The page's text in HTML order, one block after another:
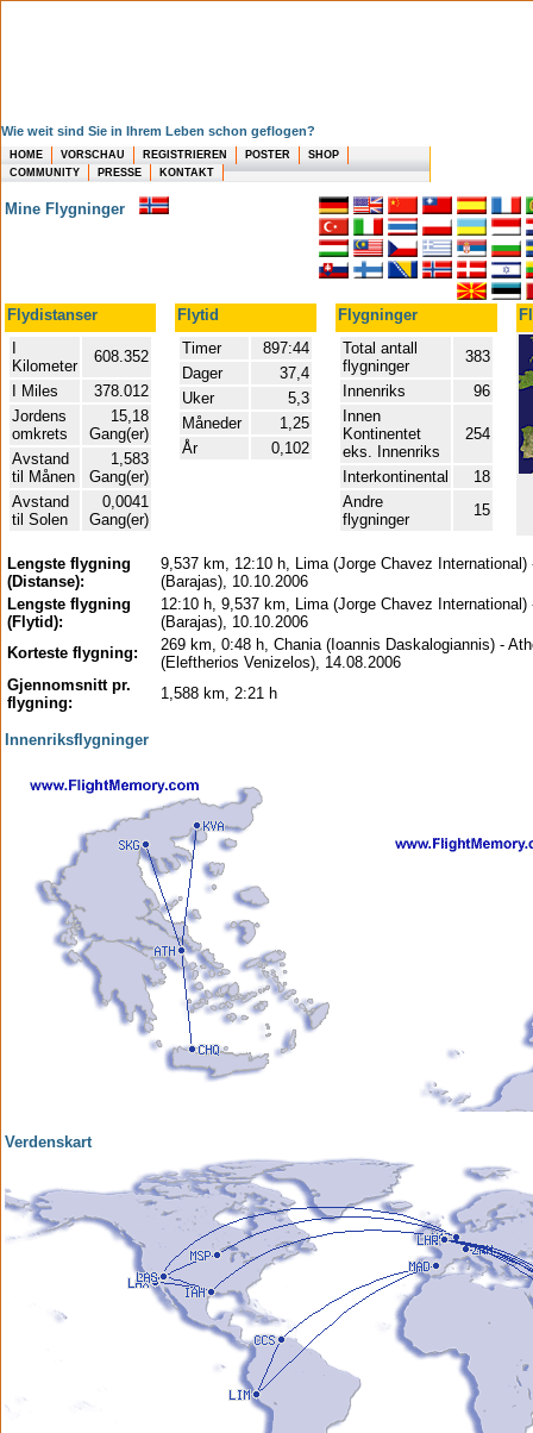
Wie weit sind Sie in Ihrem Leben schon geflogen?
HOME VORSCHAU REGISTRIEREN POSTER
SHOP
COMMUNITY
PRESSE KONTAKT
Mine Flygninger
Flydistanser Flytid Flygninger
Kilometer
608.352
I Miles
378.012
Jordens
omkrets
15,18
Gang(er)
Avstand
til Månen
1,583
Gang(er)
Avstand
til Solen
0,0041
Gang(er)
Timer
897:44
Dager
37,4
Uker
5,3
Måneder
1,25
År
0,102
Total antall
flygninger
383
Innenriks
96
Innen
Kontinentet
eks. Innenriks
254
Interkontinental
18
Andre
flygninger
15
Lengste flygning
(Distanse):
9,537 km, 12:10 h, Lima (Jorge Chavez International)
(Barajas), 10.10.2006
Lengste flygning
(Flytid):
12:10 h, 9,537 km, Lima (Jorge Chavez International)
(Barajas), 10.10.2006
Korteste flygning:
269 km, 0:48 h, Chania (Ioannis Daskalogiannis) -
(Eleftherios Venizelos), 14.08.2006
Gjennomsnitt pr.
flygning:
1,588 km, 2:21 h
Innenriksflygninger
Verdenskart